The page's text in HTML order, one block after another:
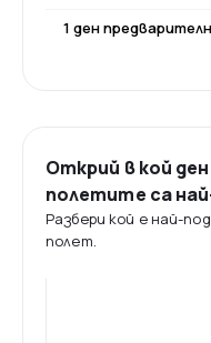
1 ден
Открий в кой
полетите са
Разбери кой е най-
полет.